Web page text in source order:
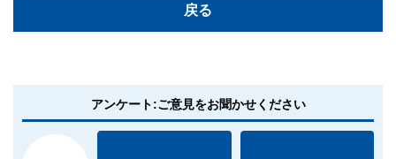
戻る
アンケート:ご意見をお聞かせください